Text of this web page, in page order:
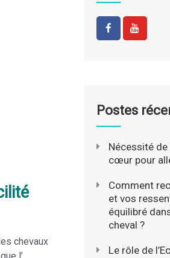
chevaux
Postes
Nécessité
cœur pour
Comment
et vos
équilibré
cheval ?
Le rôle de